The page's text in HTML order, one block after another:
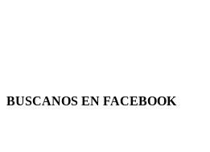
BUSCANOS EN FACEBOOK